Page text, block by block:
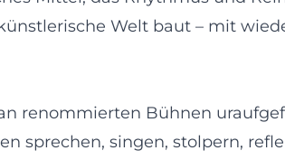
Welt baut – mit
renommierten Bühnen
sprechen, singen, stolpern,